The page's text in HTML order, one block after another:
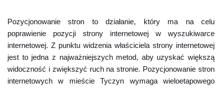
Pozycjonowanie stron to działanie, który ma na celu
poprawienie pozycji strony internetowej w wyszukiwarce
internetowej. Z punktu widzenia właściciela strony internetowej
jest to jedna z najważniejszych metod, aby uzyskać większą
widoczność i zwiększyć ruch na stronie. Pozycjonowanie stron
internetowych w mieście Tyczyn wymaga wieloetapowego